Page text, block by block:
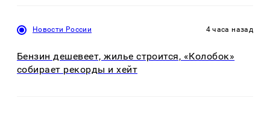
Новости России 4 часа назад
Бензин дешевеет, жилье строится, «Колобок»
собирает рекорды и хейт